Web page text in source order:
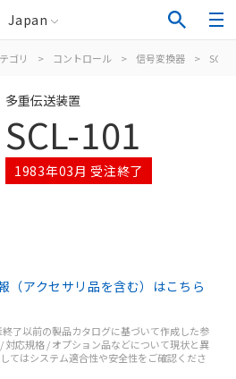
Japan
ゴリ > コントロール > 信号変換器 > SCL-
多重伝送装置
SCL-101
1983年03月 受注終了
（アクセサリ品を含む）はこちら
了以前の製品カタログに基づいて作成した参
対応規格 / オプション品などについて現状と異
てはシステム適合性や安全性をご確認くださ